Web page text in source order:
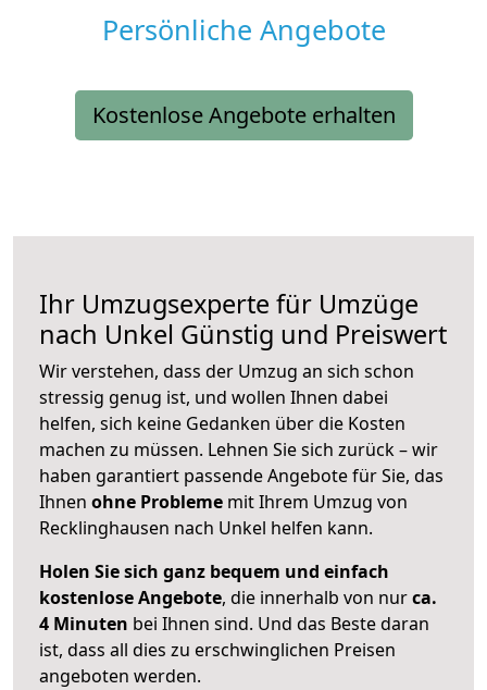
Persönliche Angebote
Kostenlose Angebote erhalten
Ihr Umzugsexperte für Umzüge
nach Unkel Günstig und Preiswert
Wir verstehen, dass der Umzug an sich schon
stressig genug ist, und wollen Ihnen dabei
helfen, sich keine Gedanken über die Kosten
machen zu müssen. Lehnen Sie sich zurück – wir
haben garantiert passende Angebote für Sie, das
Ihnen ohne Probleme mit Ihrem Umzug von
Recklinghausen nach Unkel helfen kann.
Holen Sie sich ganz bequem und einfach
kostenlose Angebote, die innerhalb von nurca.
4 Minuten bei Ihnen sind. Und das Beste daran
ist, dass all dies zu erschwinglichen Preisen
angeboten werden.